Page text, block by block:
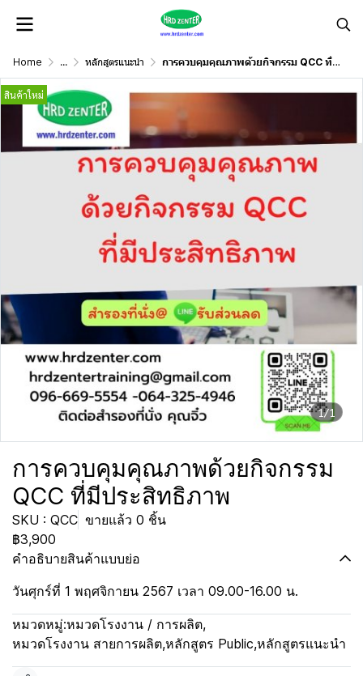
Home ... หลักสูตรแนะนำ การควบคุมคุณภาพด้วยกิจกรรม QCC ที่มีประสิทธิภาพ
1/1
สินค้าใหม่
การควบคุมคุณภาพด้วยกิจกรรม
QCC ที่มีประสิทธิภาพ
SKU : QCC ขายแล้ว 0 ชิ้น
฿3,900
คำอธิบายสินค้าแบบย่อ
วันศุกร์ที่ 1 พฤศจิกายน 2567 เวลา 09.00-16.00 น.
หมวดหมู่:หมวดโรงงาน / การผลิต,
หมวดโรงงาน สายการผลิต,หลักสูตร Public,หลักสูตรแนะนำ